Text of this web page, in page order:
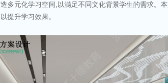
多元化学习空间,以满足不同文化背景学生的需求。
,以提升学习效果。